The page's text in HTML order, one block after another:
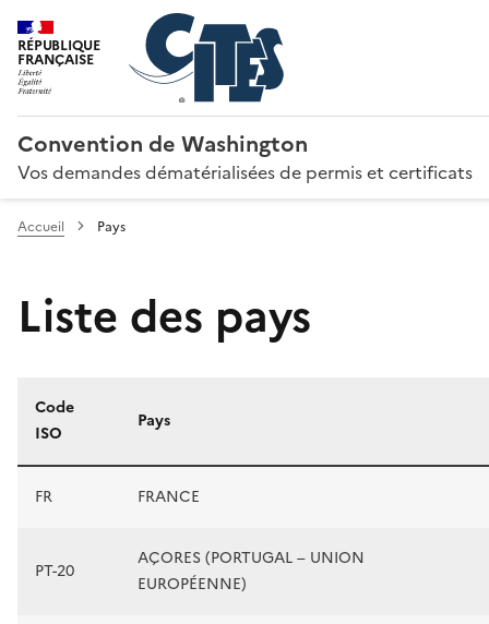
RÉPUBLIQUE
FRANÇAISE
Convention de Washington
Vos demandes dématérialisées de permis et certificats
Accueil Pays
Liste des pays
Liste des pays
Code
ISO
Pays
FR FRANCE
PT-20
AÇORES (PORTUGAL – UNION
EUROPÉENNE)